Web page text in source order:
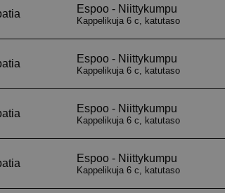
Cloudflare Inc.
.hubspot.com
Cloudflare Inc.
.hubspotusercontent-eu1.net